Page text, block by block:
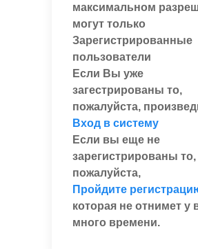
максимальном
могут только
Зарегистрированные
пользователи
Если Вы уже
загестрированы то,
пожалуйста,
Вход в систему
Если вы еще не
зарегистрированы то,
пожалуйста,
Пройдите
которая не отнимет у
много времени.